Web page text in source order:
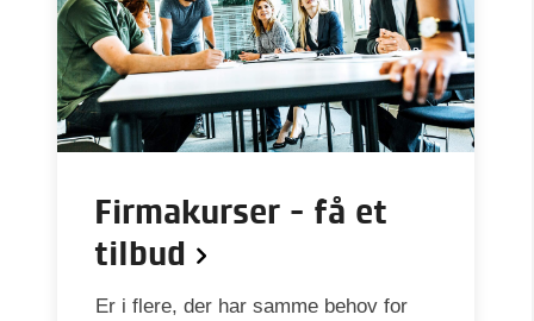
Firmakurser - få et
tilbud
Er i flere, der har samme behov for